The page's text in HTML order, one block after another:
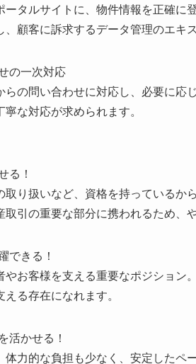
タルサイトに、物件情報を正確に
顧客に訴求するデータ管理のエキ
の一次対応
の問い合わせに対応し、必要に応
な対応が求められます。
る！
取り扱いなど、資格を持っているか
引の重要な部分に携われるため、
できる！
やお客様を支える重要なポジション
る存在になれます。
活かせる！
力的な負担も少なく、安定したペ